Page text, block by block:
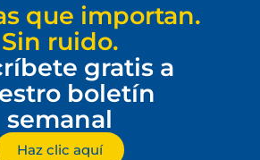
que importan.
Sin ruido.
gratis a
boletín
semanal
Haz clic aquí